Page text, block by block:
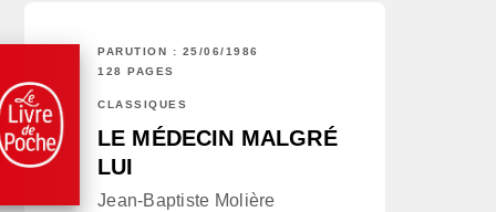
PARUTION : 25/06/1986
128 PAGES
CLASSIQUES
LE MÉDECIN MALGRÉ
LUI
Jean-Baptiste Molière